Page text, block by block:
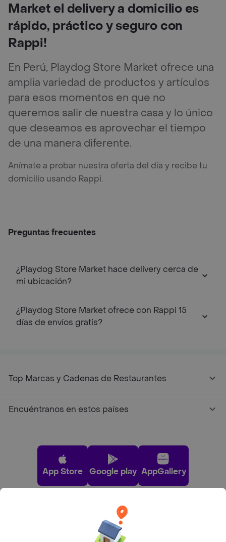
Market el delivery a domicilio es
rápido, práctico y seguro con
Rappi!
En Perú, Playdog Store Market ofrece una
amplia variedad de productos y artículos
para esos momentos en que no
queremos salir de nuestra casa y lo único
que deseamos es aprovechar el tiempo
de una manera diferente.
Anímate a probar nuestra oferta del día y recibe tu
domicilio usando Rappi.
Preguntas frecuentes
¿Playdog Store Market hace delivery cerca de
mi ubicación?
¿Playdog Store Market ofrece con Rappi 15
días de envíos gratis?
Top Marcas y Cadenas de Restaurantes
Encuéntranos en estos países
App Store Google play AppGallery
Pide tu comida favorita cerca de ti